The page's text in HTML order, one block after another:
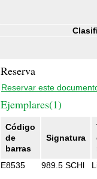
Reserva
Reservar este
Ejemplares(1)
Código
de
barras
Signatura
E8535
989.5 SCHl